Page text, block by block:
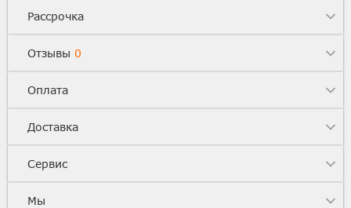
Рассрочка
Отзывы 0
Оплата
Доставка
Сервис
Мы